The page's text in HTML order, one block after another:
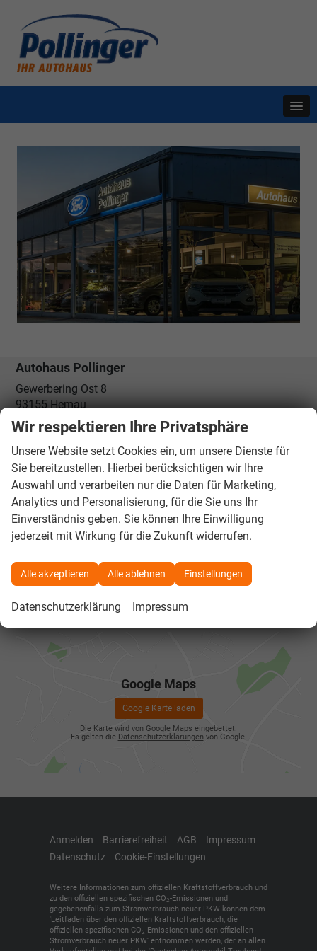
Autohaus Pollinger
Gewerbering Ost 8
93155 Hemau
Telefon: +49 (0)9491 - 9408-0
E-Mail:
info@autohaus-pollinger.de
Öffnungszeiten
Montag bis Freitag 08.00 -17:00 Uhr
Folgen Sie uns
Google Maps
Google Karte laden
Die Karte wird von Google Maps eingebettet.
Es gelten die Datenschutzerklärungen von Google.
Anmelden Barrierefreiheit AGB
Impressum
Datenschutz
Cookie-Einstellungen
Weitere Informationen zum offiziellen Kraftstoffverbrauch und
zu den offiziellen spezifischen CO2-Emissionen und
gegebenenfalls zum Stromverbrauch neuer PKW können dem
'Leitfaden über den offiziellen Kraftstoffverbrauch, die
offiziellen spezifischen CO2-Emissionen und den offiziellen
Stromverbrauch neuer PKW' entnommen werden, der an allen
Wir respektieren Ihre Privatsphäre
Unsere Website setzt Cookies ein, um unsere Dienste für
Sie bereitzustellen. Hierbei berücksichtigen wir Ihre
Auswahl und verarbeiten nur die Daten für Marketing,
Analytics und Personalisierung, für die Sie uns Ihr
Einverständnis geben. Sie können Ihre Einwilligung
jederzeit mit Wirkung für die Zukunft widerrufen.
Alle akzeptieren Alle ablehnen Einstellungen
Datenschutzerklärung Impressum